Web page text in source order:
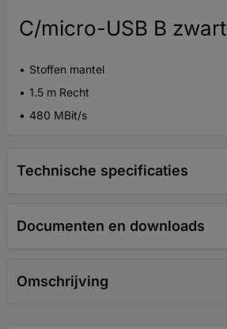
C/micro-USB B zwart
Stoffen mantel
1.5 m Recht
480 MBit/s
Technische specificaties
Documenten en downloads
Omschrijving